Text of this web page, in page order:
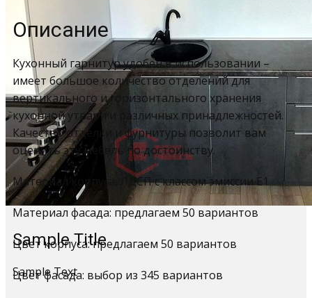
Sample Title
Sample Text
Описание
Кухонный гарнитур удобен в использовании –
имеет большое количество отделений для
вертикального и горизонтального хранения
кухонной утвари и различных принадлежностей.
Качество отделки и фурнитуры позволит вам
оценить эту мебель по достоинству.
Материал корпуса: ЛДСП с классом эмиссии Е1
Материал фасада: предлагаем 50 вариантов
Цвет корпуса: предлагаем 50 вариантов
Цвет фасада: выбор из 345 вариантов